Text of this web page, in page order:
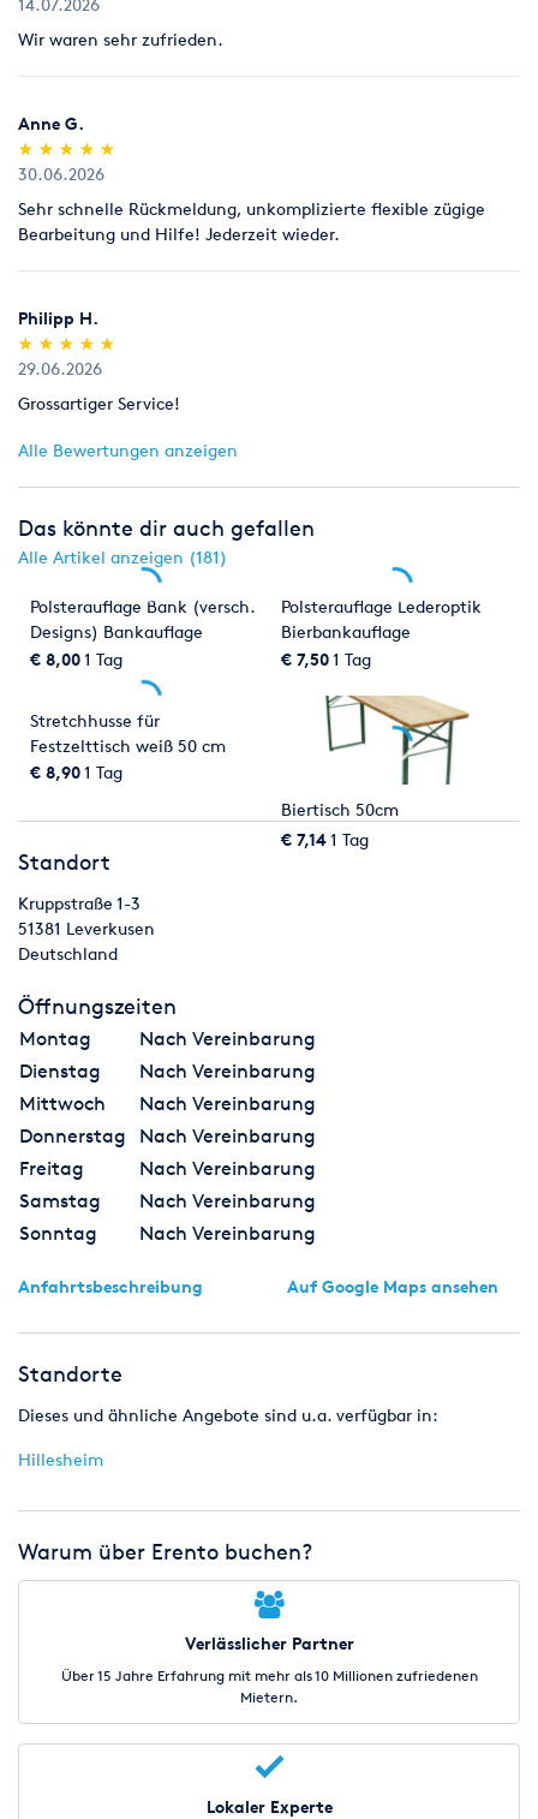
14.07.2026
Wir waren sehr zufrieden.
Anne G.
(*)
★
★
(*) ★
★
(*) ★
★
(*) ★
★
(*) ★
★
30.06.2026
Sehr schnelle Rückmeldung, unkomplizierte flexible zügige
Bearbeitung und Hilfe! Jederzeit wieder.
Philipp H.
(*)
★
★
(*) ★
★
(*) ★
★
(*) ★
★
(*) ★
★
29.06.2026
Grossartiger Service!
Alle Bewertungen anzeigen
Das könnte dir auch gefallen
Alle Artikel anzeigen (181)
Polsterauflage Bank (versch.
Designs) Bankauflage
Bankhusse
€ 8,001 Tag
Polsterauflage Lederoptik
Bierbankauflage
€ 7,501 Tag
Stretchhusse für
Festzelttisch weiß 50 cm
Biertischhusse
€ 8,901 Tag
Biertisch 50cm
€ 7,141 Tag
Standort
Kruppstraße 1-3
51381 Leverkusen
Deutschland
Öffnungszeiten
Montag
Nach Vereinbarung
Dienstag
Nach Vereinbarung
Mittwoch
Nach Vereinbarung
Donnerstag
Nach Vereinbarung
Freitag
Nach Vereinbarung
Samstag
Nach Vereinbarung
Sonntag
Nach Vereinbarung
Anfahrtsbeschreibung Auf Google Maps ansehen
Standorte
Dieses und ähnliche Angebote sind u.a. verfügbar in:
Hillesheim
Warum über Erento buchen?
Verlässlicher Partner
Über 15 Jahre Erfahrung mit mehr als 10 Millionen zufriedenen
Mietern.
Lokaler Experte